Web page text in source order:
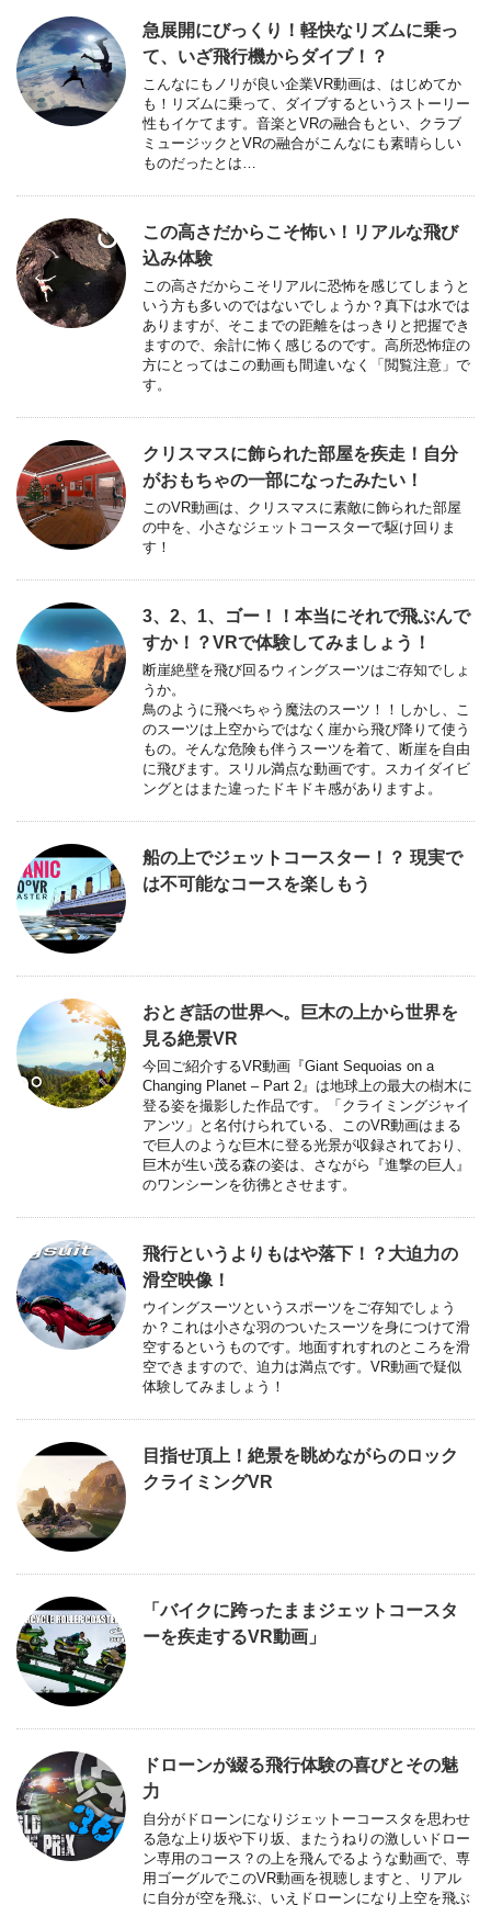
急展開にびっくり！軽快なリズムに乗っ
て、いざ飛行機からダイブ！？
こんなにもノリが良い企業VR動画は、はじめてか
も！リズムに乗って、ダイブするというストーリー
性もイケてます。音楽とVRの融合もとい、クラブ
ミュージックとVRの融合がこんなにも素晴らしい
ものだったとは…
この高さだからこそ怖い！リアルな飛び
込み体験
この高さだからこそリアルに恐怖を感じてしまうと
いう方も多いのではないでしょうか？真下は水では
ありますが、そこまでの距離をはっきりと把握でき
ますので、余計に怖く感じるのです。高所恐怖症の
方にとってはこの動画も間違いなく「閲覧注意」で
す。
クリスマスに飾られた部屋を疾走！自分
がおもちゃの一部になったみたい！
このVR動画は、クリスマスに素敵に飾られた部屋
の中を、小さなジェットコースターで駆け回りま
す！
3、2、1、ゴー！！本当にそれで飛ぶんで
すか！？VRで体験してみましょう！
断崖絶壁を飛び回るウィングスーツはご存知でしょ
うか。
鳥のように飛べちゃう魔法のスーツ！！しかし、こ
のスーツは上空からではなく崖から飛び降りて使う
もの。そんな危険も伴うスーツを着て、断崖を自由
に飛びます。スリル満点な動画です。スカイダイビ
ングとはまた違ったドキドキ感がありますよ。
船の上でジェットコースター！？ 現実で
は不可能なコースを楽しもう
おとぎ話の世界へ。巨木の上から世界を
見る絶景VR
今回ご紹介するVR動画『Giant Sequoias on a
Changing Planet – Part 2』は地球上の最大の樹木に
登る姿を撮影した作品です。「クライミングジャイ
アンツ」と名付けられている、このVR動画はまる
で巨人のような巨木に登る光景が収録されており、
巨木が生い茂る森の姿は、さながら『進撃の巨人』
のワンシーンを彷彿とさせます。
飛行というよりもはや落下！？大迫力の
滑空映像！
ウイングスーツというスポーツをご存知でしょう
か？これは小さな羽のついたスーツを身につけて滑
空するというものです。地面すれすれのところを滑
空できますので、迫力は満点です。VR動画で疑似
体験してみましょう！
目指せ頂上！絶景を眺めながらのロック
クライミングVR
「バイクに跨ったままジェットコースタ
ーを疾走するVR動画」
ドローンが綴る飛行体験の喜びとその魅
力
自分がドローンになりジェットーコースタを思わせ
る急な上り坂や下り坂、またうねりの激しいドロー
ン専用のコース？の上を飛んでるような動画で、専
用ゴーグルでこのVR動画を視聴しますと、リアル
に自分が空を飛ぶ、いえドローンになり上空を飛ぶ